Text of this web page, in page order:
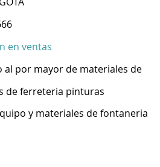
en ventas
al por mayor de materiales de
de ferreteria pinturas
y materiales de fontaneria